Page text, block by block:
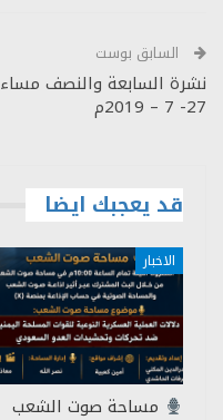
السابق بوست
نشرة السابعة والنصف مساء
27- 7 – 2019م
قد يعجبك ايضا
الاخبار
مساحة صوت الشعب